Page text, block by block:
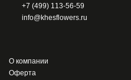
+7 (499) 113-56-59
info@khesflowers.ru
О компании
Оферта